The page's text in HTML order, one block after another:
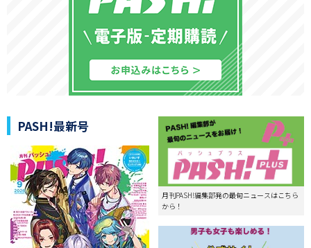
PASH!最新号
月刊PASH!編集部発の最旬ニュースはこちら
から！